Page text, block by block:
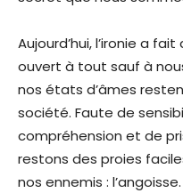
Aujourd’hui, l’ironie a
ouvert à tout sauf à
nos états d’âmes
société. Faute de
compréhension et de
restons des proies
nos ennemis : l’angoisse.